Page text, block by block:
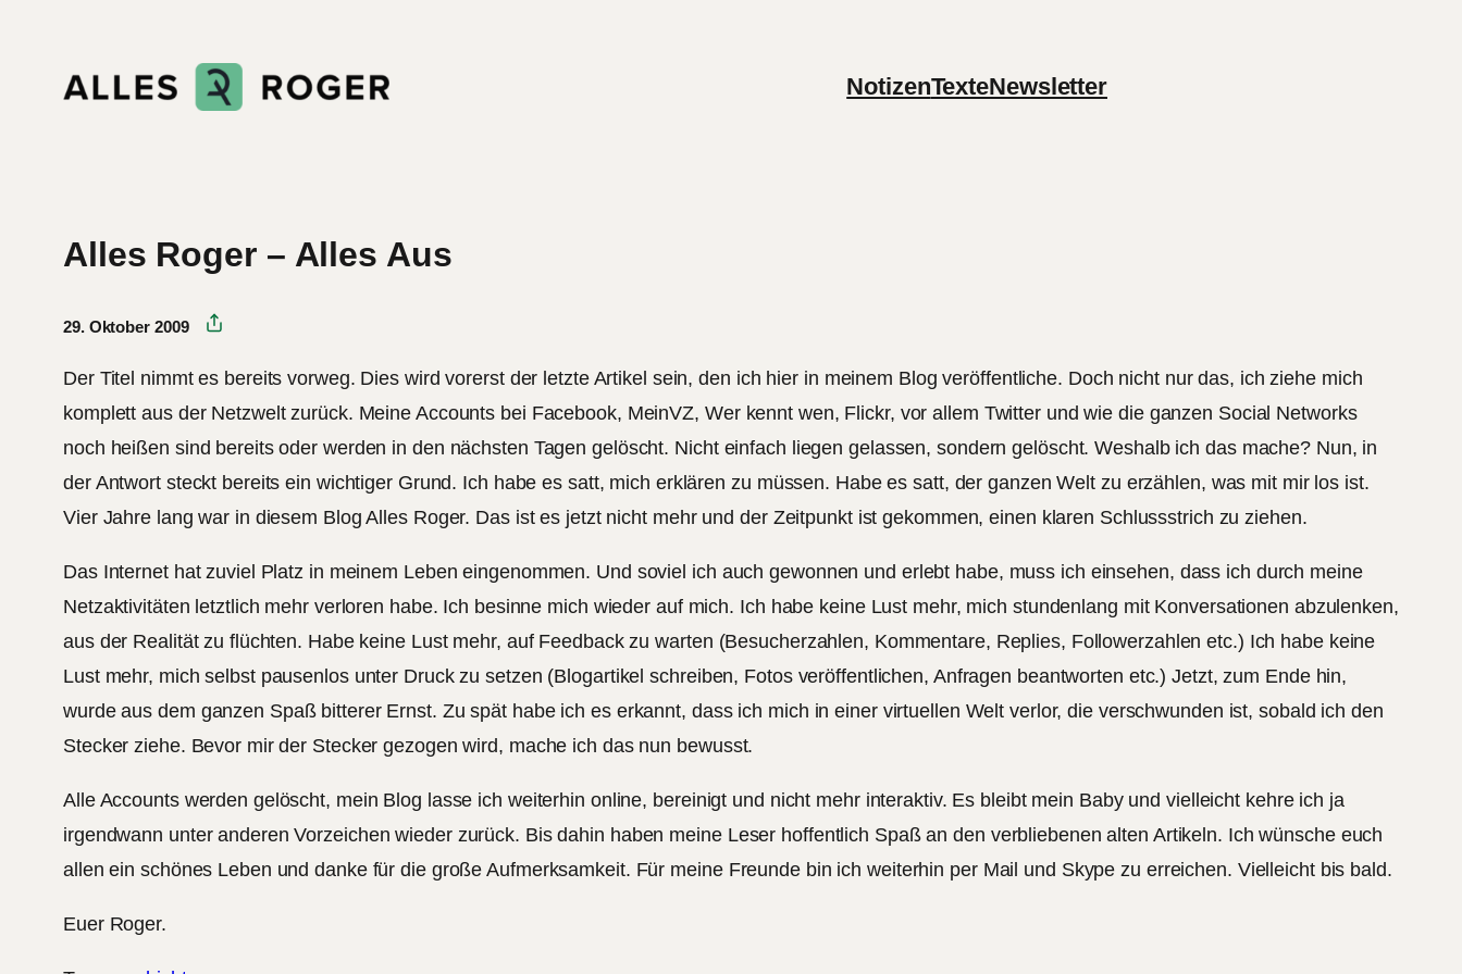
NotizenTexteNewsletter
Alles Roger – Alles Aus
29. Oktober 2009
Der Titel nimmt es bereits vorweg. Dies wird vorerst der letzte Artikel sein, den ich hier in meinem Blog veröffentliche. Doch nicht nur das, ich ziehe mich
komplett aus der Netzwelt zurück. Meine Accounts bei Facebook, MeinVZ, Wer kennt wen, Flickr, vor allem Twitter und wie die ganzen Social Networks
noch heißen sind bereits oder werden in den nächsten Tagen gelöscht. Nicht einfach liegen gelassen, sondern gelöscht. Weshalb ich das mache? Nun, in
der Antwort steckt bereits ein wichtiger Grund. Ich habe es satt, mich erklären zu müssen. Habe es satt, der ganzen Welt zu erzählen, was mit mir los ist.
Vier Jahre lang war in diesem Blog Alles Roger. Das ist es jetzt nicht mehr und der Zeitpunkt ist gekommen, einen klaren Schlussstrich zu ziehen.
Das Internet hat zuviel Platz in meinem Leben eingenommen. Und soviel ich auch gewonnen und erlebt habe, muss ich einsehen, dass ich durch meine
Netzaktivitäten letztlich mehr verloren habe. Ich besinne mich wieder auf mich. Ich habe keine Lust mehr, mich stundenlang mit Konversationen abzulenken,
aus der Realität zu flüchten. Habe keine Lust mehr, auf Feedback zu warten (Besucherzahlen, Kommentare, Replies, Followerzahlen etc.) Ich habe keine
Lust mehr, mich selbst pausenlos unter Druck zu setzen (Blogartikel schreiben, Fotos veröffentlichen, Anfragen beantworten etc.) Jetzt, zum Ende hin,
wurde aus dem ganzen Spaß bitterer Ernst. Zu spät habe ich es erkannt, dass ich mich in einer virtuellen Welt verlor, die verschwunden ist, sobald ich den
Stecker ziehe. Bevor mir der Stecker gezogen wird, mache ich das nun bewusst.
Alle Accounts werden gelöscht, mein Blog lasse ich weiterhin online, bereinigt und nicht mehr interaktiv. Es bleibt mein Baby und vielleicht kehre ich ja
irgendwann unter anderen Vorzeichen wieder zurück. Bis dahin haben meine Leser hoffentlich Spaß an den verbliebenen alten Artikeln. Ich wünsche euch
allen ein schönes Leben und danke für die große Aufmerksamkeit. Für meine Freunde bin ich weiterhin per Mail und Skype zu erreichen. Vielleicht bis bald.
Euer Roger.